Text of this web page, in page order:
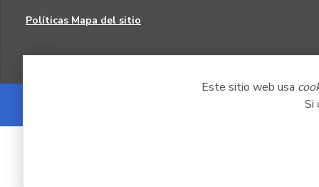
Este sitio web usa
Si
Políticas Mapa del sitio